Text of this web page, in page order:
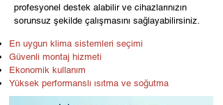
profesyonel destek alabilir ve cihazlarınızın
sorunsuz şekilde çalışmasını sağlayabilirsiniz.
En uygun klima sistemleri seçimi
Güvenli montaj hizmeti
Ekonomik kullanım
Yüksek performanslı ısıtma ve soğutma